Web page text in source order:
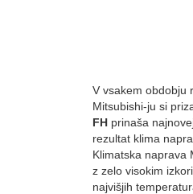
V vsakem obdobju
Mitsubishi-ju si
FHprinaša
rezultat klima
Klimatska naprava
z zelo visokim
najvišjih